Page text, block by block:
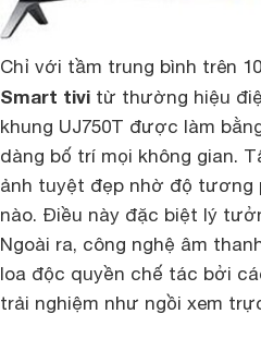
Chỉ với tầm trung bình trên
Smart tivi từ thường hiệu
khung UJ750T được làm
dàng bố trí mọi không gian.
ảnh tuyệt đẹp nhờ độ tương
nào. Điều này đặc biệt lý
Ngoài ra, công nghệ âm
loa độc quyền chế tác bởi
trải nghiệm như ngồi xem